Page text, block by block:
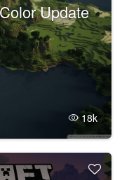
Update
18k